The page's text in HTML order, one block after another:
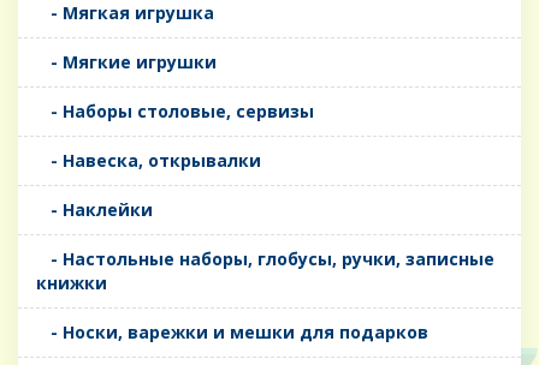
- Мягкая игрушка
- Мягкие игрушки
- Наборы столовые, сервизы
- Навеска, открывалки
- Наклейки
- Настольные наборы, глобусы, ручки, записные
книжки
- Носки, варежки и мешки для подарков